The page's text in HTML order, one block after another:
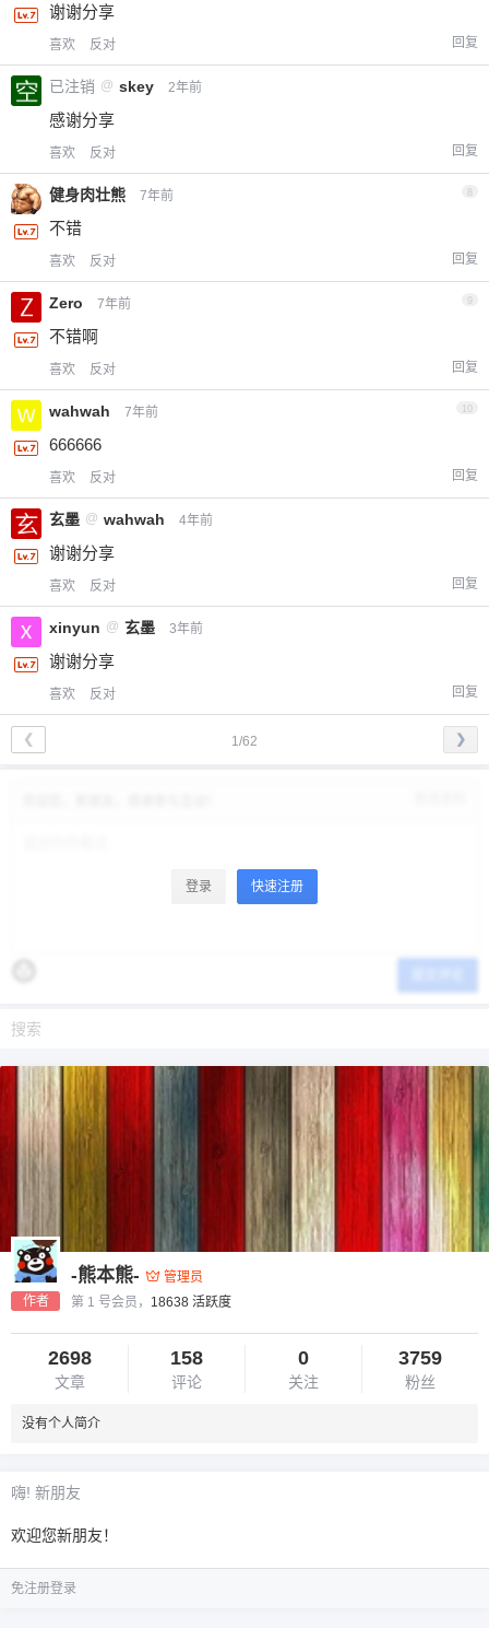
谢谢分享
喜欢 反对 回复
已注销 @ skey 2年前
感谢分享
喜欢 反对 回复
健身肉壮熊 7年前
不错
喜欢 反对 回复
Zero 7年前 9
不错啊
喜欢 反对 回复
wahwah 7年前
666666
喜欢 反对 回复
玄墨 @ wahwah 4年前
谢谢分享
喜欢 反对 回复
xinyun @ 玄墨 3年前
谢谢分享
喜欢 反对 回复
1/62
❮ ❯
登录 快速注册
作者
-熊本熊-
管理员
第 1 号会员， 18638 活跃度
2698
文章
158
评论
0
关注
3759
粉丝
没有个人简介
嗨! 新朋友
欢迎您新朋友！
免注册登录